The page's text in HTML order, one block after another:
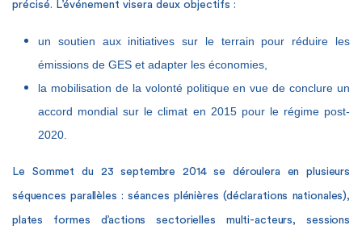
précisé. L’événement visera deux objectifs :
un soutien aux initiatives sur le terrain pour réduire les
émissions de GES et adapter les économies,
la mobilisation de la volonté politique en vue de conclure un
accord mondial sur le climat en 2015 pour le régime post-
2020.
LeSommet du 23 septembre 2014 se déroulera en plusieurs
séquences parallèles : séances plénières (déclarations nationales),
plates formes d’actions sectorielles multi-acteurs, sessions